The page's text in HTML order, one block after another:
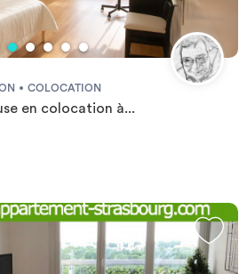
COLOCATION
en colocation à...